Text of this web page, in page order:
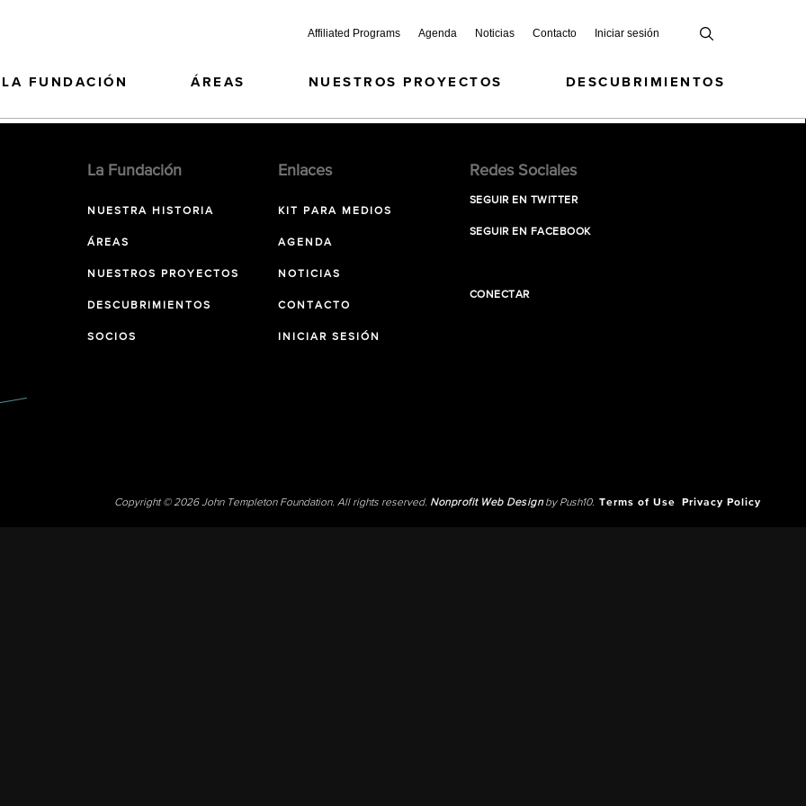
Affiliated Programs Agenda Noticias Contacto Iniciar sesión
LA FUNDACIÓN ÁREAS NUESTROS PROYECTOS DESCUBRIMIENTOS
La Fundación
NUESTRA HISTORIA
ÁREAS
NUESTROS PROYECTOS
DESCUBRIMIENTOS
SOCIOS
Enlaces
KIT PARA MEDIOS
AGENDA
NOTICIAS
CONTACTO
INICIAR SESIÓN
Redes Sociales
SEGUIR EN TWITTER
SEGUIR EN FACEBOOK
CONECTAR
Copyright © 2026 John Templeton Foundation. All rights reserved. Nonprofit Web Designby Push10. Terms of Use Privacy Policy